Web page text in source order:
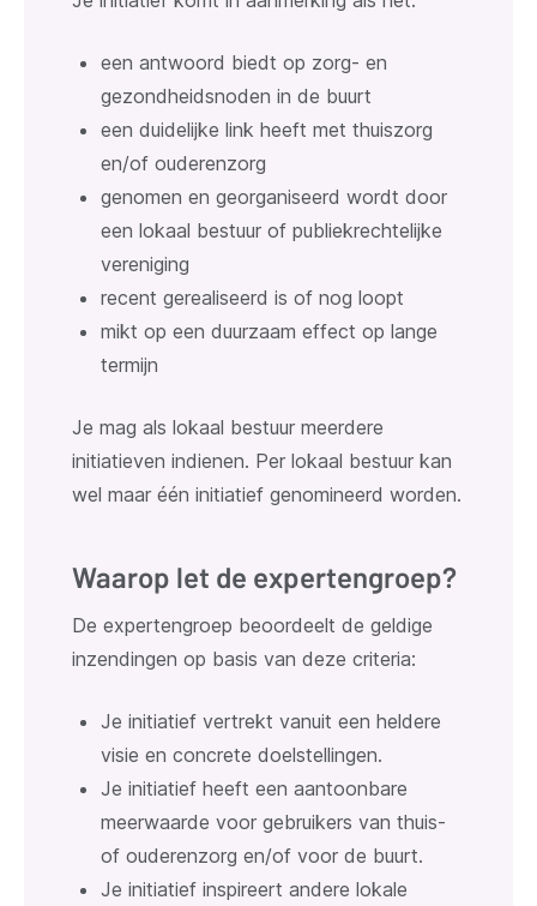
een antwoord biedt op zorg- en
gezondheidsnoden in de buurt
een duidelijke link heeft met thuiszorg
en/of ouderenzorg
genomen en georganiseerd wordt door
een lokaal bestuur of publiekrechtelijke
vereniging
recent gerealiseerd is of nog loopt
mikt op een duurzaam effect op lange
termijn
Je mag als lokaal bestuur meerdere
initiatieven indienen. Per lokaal bestuur kan
wel maar één initiatief genomineerd worden.
Waarop let de expertengroep?
De expertengroep beoordeelt de geldige
inzendingen op basis van deze criteria:
Je initiatief vertrekt vanuit een heldere
visie en concrete doelstellingen.
Je initiatief heeft een aantoonbare
meerwaarde voor gebruikers van thuis-
of ouderenzorg en/of voor de buurt.
Je initiatief inspireert andere lokale